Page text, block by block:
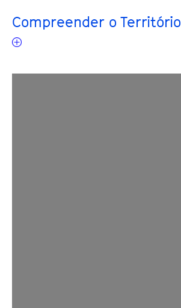
Compreender o Território